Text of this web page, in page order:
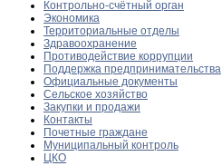
Контрольно-счётный орган
Экономика
Территориальные отделы
Здравоохранение
Противодействие коррупции
Поддержка предпринимательства
Официальные документы
Сельское хозяйство
Закупки и продажи
Контакты
Почетные граждане
Муниципальный контроль
ЦКО